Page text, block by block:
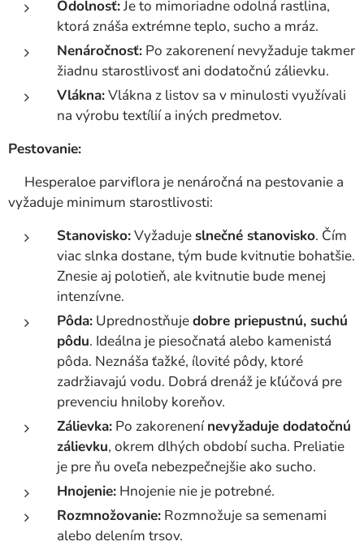
Odolnosť:Je to mimoriadne odolná rastlina,
ktorá znáša extrémne teplo, sucho a mráz.
Nenáročnosť: Po zakorenení nevyžaduje takmer
žiadnu starostlivosť ani dodatočnú zálievku.
Vlákna:Vlákna z listov sa v minulosti využívali
na výrobu textílií a iných predmetov.
Pestovanie:
Hesperaloe parviflora je nenáročná na pestovanie a
vyžaduje minimum starostlivosti:
Stanovisko:Vyžadujeslnečné stanovisko. Čím
viac slnka dostane, tým bude kvitnutie bohatšie.
Znesie aj polotieň, ale kvitnutie bude menej
intenzívne.
Pôda: Uprednostňujedobre priepustnú, suchú
pôdu. Ideálna je piesočnatá alebo kamenistá
pôda. Neznáša ťažké, ílovité pôdy, ktoré
zadržiavajú vodu. Dobrá drenáž je kľúčová pre
prevenciu hniloby koreňov.
Zálievka: Po zakorenenínevyžaduje dodatočnú
zálievku, okrem dlhých období sucha. Preliatie
je pre ňu oveľa nebezpečnejšie ako sucho.
Hnojenie: Hnojenie nie je potrebné.
Rozmnožovanie: Rozmnožuje sa semenami
alebo delením trsov.